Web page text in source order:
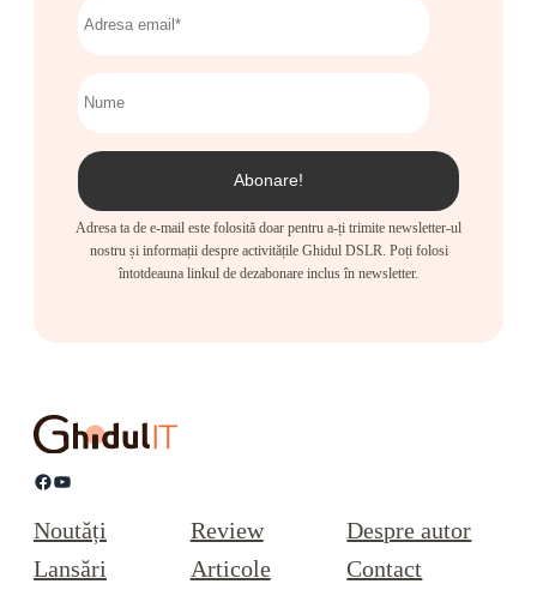
Adresa ta de e-mail este folosită doar pentru a-ți trimite newsletter-ul
nostru și informații despre activitățile Ghidul DSLR. Poți folosi
întotdeauna linkul de dezabonare inclus în newsletter.
Facebook YouTube
Noutăți
Lansări
Review
Articole
Despre autor
Contact